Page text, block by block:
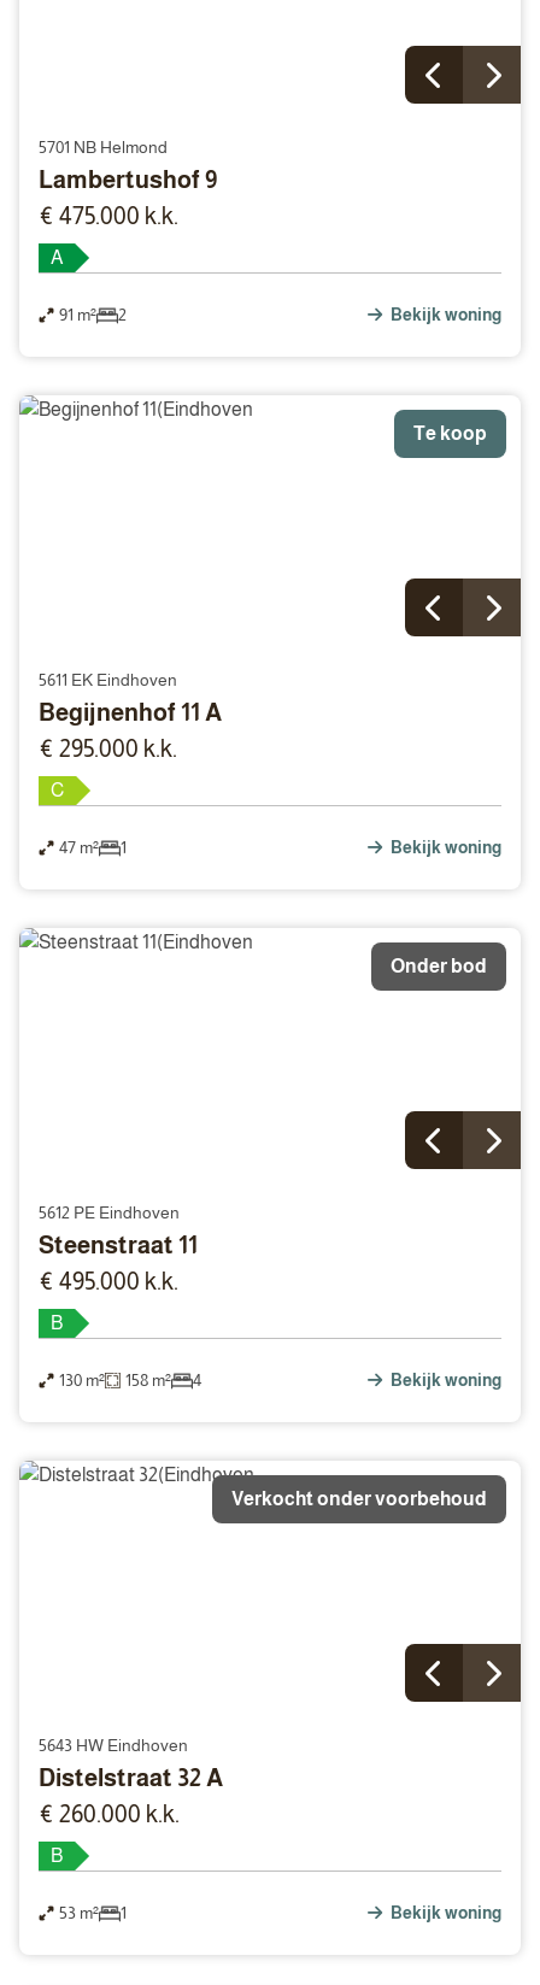
5701 NB Helmond
Lambertushof 9
€ 475.000 k.k.
A
91 m² 2 Bekijk woning
Te koop
5611 EK Eindhoven
Begijnenhof 11 A
€ 295.000 k.k.
C
47 m² 1 Bekijk woning
Onder bod
5612 PE Eindhoven
Steenstraat 11
€ 495.000 k.k.
B
130 m² 158 m² 4 Bekijk woning
Verkocht onder voorbehoud
5643 HW Eindhoven
Distelstraat 32 A
€ 260.000 k.k.
B
53 m² 1 Bekijk woning